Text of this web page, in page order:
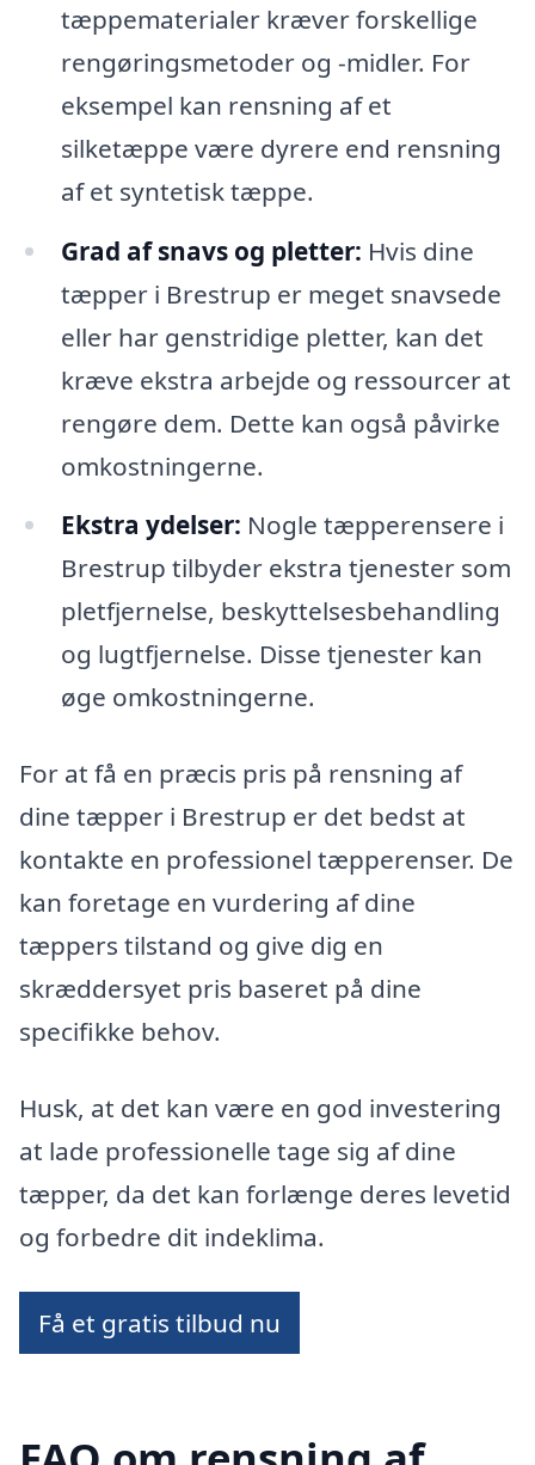
tæppematerialer kræver forskellige
rengøringsmetoder og -midler. For
eksempel kan rensning af et
silketæppe være dyrere end rensning
af et syntetisk tæppe.
Grad af snavs og pletter: Hvis dine
tæpper i Brestrup er meget snavsede
eller har genstridige pletter, kan det
kræve ekstra arbejde og ressourcer at
rengøre dem. Dette kan også påvirke
omkostningerne.
Ekstra ydelser: Nogle tæpperensere i
Brestrup tilbyder ekstra tjenester som
pletfjernelse, beskyttelsesbehandling
og lugtfjernelse. Disse tjenester kan
øge omkostningerne.
For at få en præcis pris på rensning af
dine tæpper i Brestrup er det bedst at
kontakte en professionel tæpperenser. De
kan foretage en vurdering af dine
tæppers tilstand og give dig en
skræddersyet pris baseret på dine
specifikke behov.
Husk, at det kan være en god investering
at lade professionelle tage sig af dine
tæpper, da det kan forlænge deres levetid
og forbedre dit indeklima.
Få et gratis tilbud nu